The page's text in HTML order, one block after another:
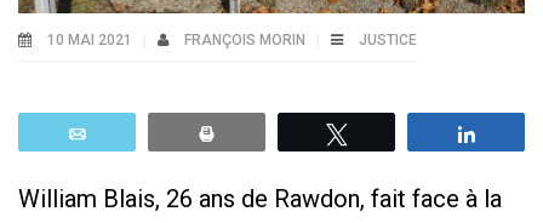
10 MAI 2021 FRANÇOIS MORIN JUSTICE
William Blais, 26 ans de Rawdon, fait face à la